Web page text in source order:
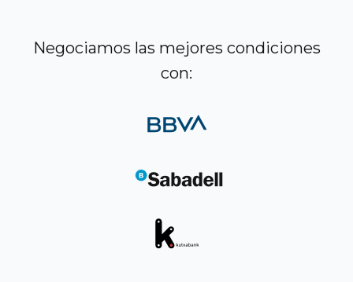
Negociamos las mejores condiciones
con: